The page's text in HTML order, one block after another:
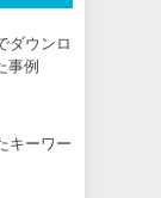
ダウンロ
事例
キーワー